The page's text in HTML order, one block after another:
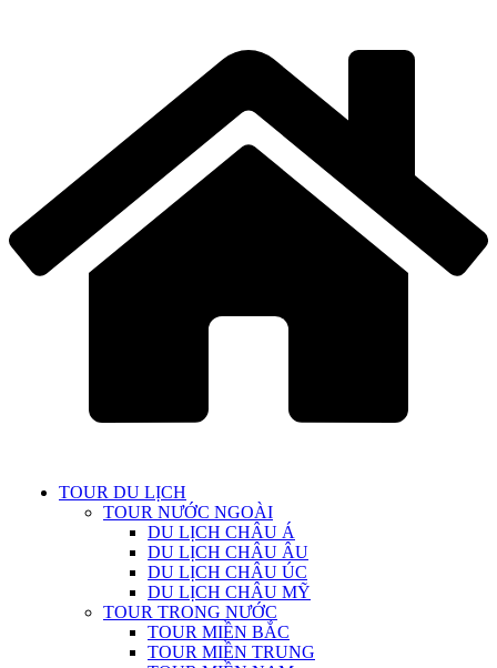
TOUR DU LỊCH
TOUR NƯỚC NGOÀI
DU LỊCH CHÂU Á
DU LỊCH CHÂU ÂU
DU LỊCH CHÂU ÚC
DU LỊCH CHÂU MỸ
TOUR TRONG NƯỚC
TOUR MIỀN BẮC
TOUR MIỀN TRUNG